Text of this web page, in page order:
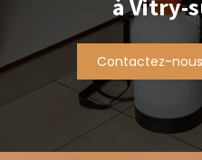
à Vitry-
Contactez-